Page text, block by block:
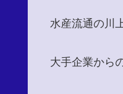
水産流通の川
大手企業から